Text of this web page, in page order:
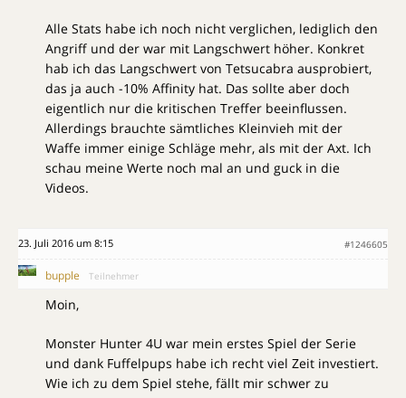
Alle Stats habe ich noch nicht verglichen, lediglich den
Angriff und der war mit Langschwert höher. Konkret
hab ich das Langschwert von Tetsucabra ausprobiert,
das ja auch -10% Affinity hat. Das sollte aber doch
eigentlich nur die kritischen Treffer beeinflussen.
Allerdings brauchte sämtliches Kleinvieh mit der
Waffe immer einige Schläge mehr, als mit der Axt. Ich
schau meine Werte noch mal an und guck in die
Videos.
23. Juli 2016 um 8:15 #1246605
bupple Teilnehmer
Moin,
Monster Hunter 4U war mein erstes Spiel der Serie
und dank Fuffelpups habe ich recht viel Zeit investiert.
Wie ich zu dem Spiel stehe, fällt mir schwer zu